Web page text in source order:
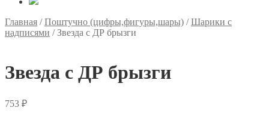
Главная /Поштучно (цифры,фигуры,шары) /Шарики с
надписями /Звезда с ДР брызги
Звезда с ДР брызги
753 ₽